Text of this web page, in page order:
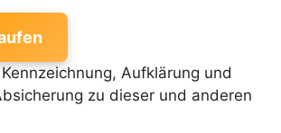
Aufklärung und
zu dieser und anderen